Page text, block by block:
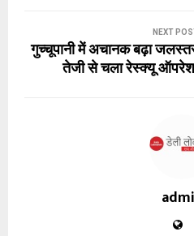
NEXT
गुच्चूपानी में अचानक बढ़ा
तेजी से चला रेस्क्यू